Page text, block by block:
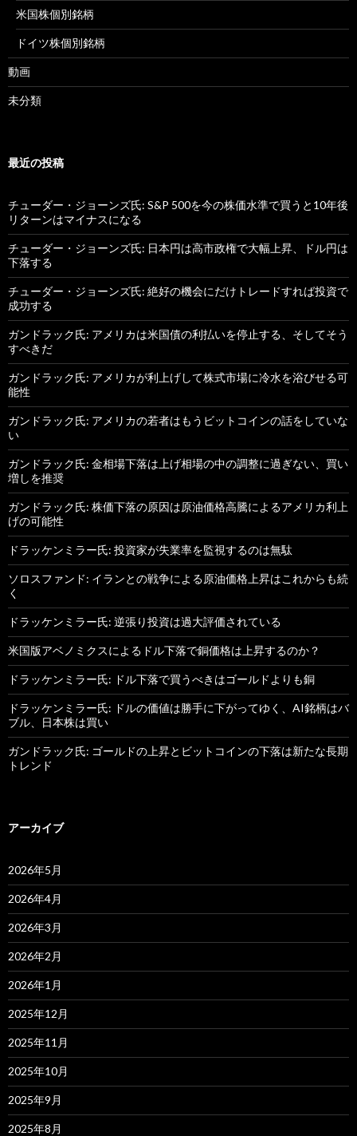
米国株個別銘柄
ドイツ株個別銘柄
動画
未分類
最近の投稿
チューダー・ジョーンズ氏: S&P 500を今の株価水準で買うと10年後
リターンはマイナスになる
チューダー・ジョーンズ氏: 日本円は高市政権で大幅上昇、ドル円は
下落する
チューダー・ジョーンズ氏: 絶好の機会にだけトレードすれば投資で
成功する
ガンドラック氏: アメリカは米国債の利払いを停止する、そしてそう
すべきだ
ガンドラック氏: アメリカが利上げして株式市場に冷水を浴びせる可
能性
ガンドラック氏: アメリカの若者はもうビットコインの話をしていな
い
ガンドラック氏: 金相場下落は上げ相場の中の調整に過ぎない、買い
増しを推奨
ガンドラック氏: 株価下落の原因は原油価格高騰によるアメリカ利上
げの可能性
ドラッケンミラー氏: 投資家が失業率を監視するのは無駄
ソロスファンド: イランとの戦争による原油価格上昇はこれからも続
く
ドラッケンミラー氏: 逆張り投資は過大評価されている
米国版アベノミクスによるドル下落で銅価格は上昇するのか？
ドラッケンミラー氏: ドル下落で買うべきはゴールドよりも銅
ドラッケンミラー氏: ドルの価値は勝手に下がってゆく、AI銘柄はバ
ブル、日本株は買い
ガンドラック氏: ゴールドの上昇とビットコインの下落は新たな長期
トレンド
アーカイブ
2026年5月
2026年4月
2026年3月
2026年2月
2026年1月
2025年12月
2025年11月
2025年10月
2025年9月
2025年8月